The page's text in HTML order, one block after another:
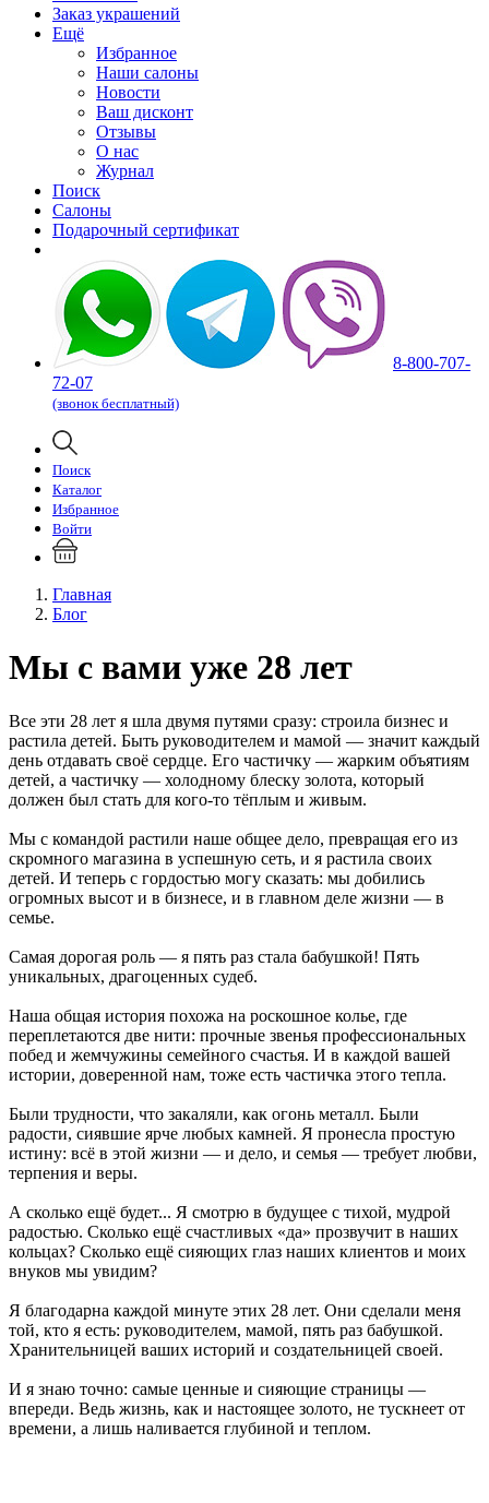
Заказ украшений
Ещё
Избранное
Наши салоны
Новости
Ваш дисконт
Отзывы
О нас
Журнал
Поиск
Салоны
Подарочный сертификат
8-800-707-
72-07
(звонок бесплатный)
Поиск
Каталог
Избранное
Войти
Главная
Блог
Мы с вами уже 28 лет
Все эти 28 лет я шла двумя путями сразу: строила бизнес и
растила детей. Быть руководителем и мамой — значит каждый
день отдавать своё сердце. Его частичку — жарким объятиям
детей, а частичку — холодному блеску золота, который
должен был стать для кого-то тёплым и живым.
Мы с командой растили наше общее дело, превращая его из
скромного магазина в успешную сеть, и я растила своих
детей. И теперь с гордостью могу сказать: мы добились
огромных высот и в бизнесе, и в главном деле жизни — в
семье.
Самая дорогая роль — я пять раз стала бабушкой! Пять
уникальных, драгоценных судеб.
Наша общая история похожа на роскошное колье, где
переплетаются две нити: прочные звенья профессиональных
побед и жемчужины семейного счастья. И в каждой вашей
истории, доверенной нам, тоже есть частичка этого тепла.
Были трудности, что закаляли, как огонь металл. Были
радости, сиявшие ярче любых камней. Я пронесла простую
истину: всё в этой жизни — и дело, и семья — требует любви,
терпения и веры.
А сколько ещё будет... Я смотрю в будущее с тихой, мудрой
радостью. Сколько ещё счастливых «да» прозвучит в наших
кольцах? Сколько ещё сияющих глаз наших клиентов и моих
внуков мы увидим?
Я благодарна каждой минуте этих 28 лет. Они сделали меня
той, кто я есть: руководителем, мамой, пять раз бабушкой.
Хранительницей ваших историй и создательницей своей.
И я знаю точно: самые ценные и сияющие страницы —
впереди. Ведь жизнь, как и настоящее золото, не тускнеет от
времени, а лишь наливается глубиной и теплом.